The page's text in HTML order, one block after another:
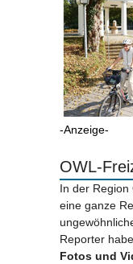
-Anzeige-
OWL-
In der Region
eine ganze
Reporter
Fotos und